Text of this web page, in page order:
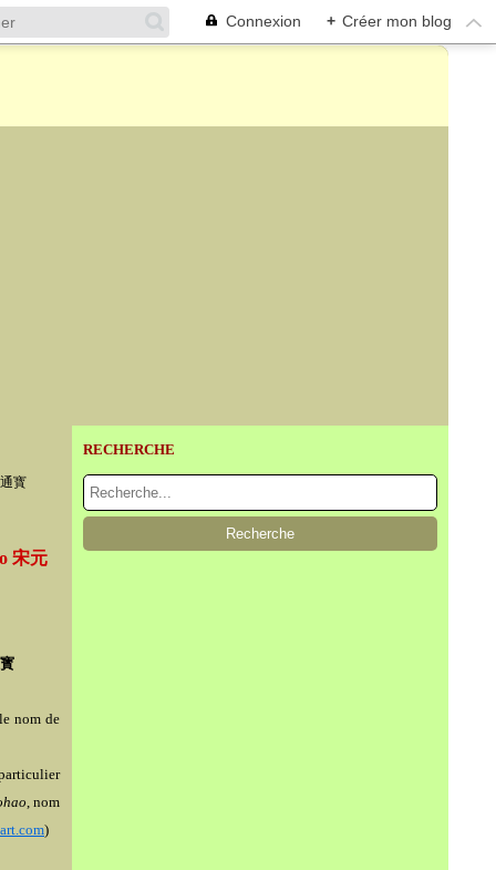
Connexion + Créer mon blog
寳
宋元
nom de
, nom
)
RECHERCHE